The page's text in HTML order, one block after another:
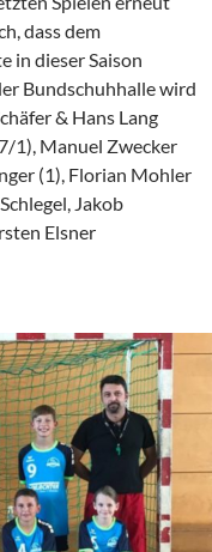
dass dem
in dieser Saison
Bundschuhhalle wird
& Hans Lang
1), Manuel Zwecker
(1), Florian Mohler
Jakob
Elsner